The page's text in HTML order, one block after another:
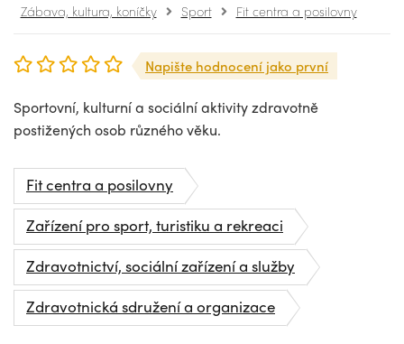
Zábava, kultura, koníčky Sport Fit centra a posilovny
Napište hodnocení jako první
Sportovní, kulturní a sociální aktivity zdravotně
postižených osob různého věku.
Fit centra a posilovny
Zařízení pro sport, turistiku a rekreaci
Zdravotnictví, sociální zařízení a služby
Zdravotnická sdružení a organizace